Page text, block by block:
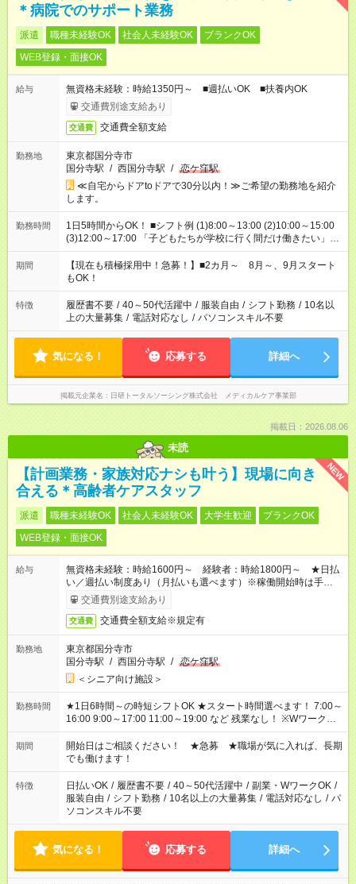
＊病院でのサポート業務
派遣 職種未経験OK 社会人未経験OK
ブランクOK
WEB登録・面接OK
給与
無資格未経験：時給1350円～ ■週払いOK ■扶養内OK
交通費別途支給あり
交通費 交通費全額支給
勤務地
東京都国分寺市
国分寺駅 / 西国分寺駅 / 恋ケ窪駅
≪自宅からドアtoドアで30分以内！≫ご希望の勤務地を紹介
します。
勤務時間
1日5時間からOK！ ■シフト例 (1)8:00～13:00 (2)10:00～15:00
(3)12:00～17:00 「子どもたちが学校に行く間だけ働きたい」
「余裕を持って夕飯の準備がしたい」 「午前中は働いて、午後
はプライベートの時間にしたい」 など、ご希望を教えてくださ
いね。 ※Wワーク希望の方へ 今ご覧のお仕事で希望する勤務時
間と、もう1つのお仕事の勤務時間。 合計で週40時間を超える
場合は応募できません。
期間
【現在も積極採用中！急募！】■2カ月～ 8月～、9月スタート
もOK！
特徴 履歴書不要 / 40～50代活躍中 / 服装自由 / シフト勤務 / 10名以
上の大量募集 / 電話対応なし / パソコンスキル不要
気になる！ 応募する 詳細へ
掲載元企業名 日研トータルソーシング株式会社 メディカルケア事業部
掲載日：2026.08.06
未読
NEW
【計画業務・家族対応ナシも叶う】現場に向き
合える＊高齢者ケアスタッフ
派遣 職種未経験OK 社会人未経験OK 大学生歓迎
ブランクOK
WEB登録・面接OK
給与
無資格未経験：時給1600円～ 経験者：時給1800円～ ★日払
い／週払い制度あり（月払いも選べます）※稼働開始時は手続き
完了次第のお支払いとなります。
交通費別途支給あり
交通費 交通費全額支給※規定有
勤務地
東京都国分寺市
国分寺駅 / 西国分寺駅 / 恋ケ窪駅
＜シニア向け施設＞
勤務時間
★1日6時間～の時短シフトOK ★スタート時間選べます！ 7:00～
16:00 9:00～17:00 11:00～19:00 など 残業なし！ ※Wワークの
場合、他のお仕事と合わせ週40時間超の就業はご案内できませ
ん ※法令に基づき、週20時間以上勤務は社会保険への加入対象
となります ※労働者派遣法（日雇い派遣の原則禁止）により、
短時間・短期間の就業はご案内が難しい場合があります
期間
開始日はご相談ください！ ★急募 ★職場が気に入れば、長期
でも働けます！
特徴 日払いOK / 履歴書不要 / 40～50代活躍中 / 副業・WワークOK /
服装自由 / シフト勤務 / 10名以上の大量募集 / 電話対応なし / パ
ソコンスキル不要
気になる！ 応募する 詳細へ